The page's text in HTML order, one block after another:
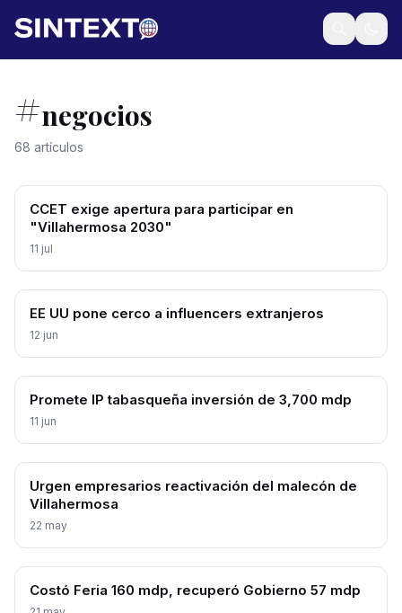
#negocios
68 artículos
CCET exige apertura para participar en
"Villahermosa 2030"
11 jul
EE UU pone cerco a influencers extranjeros
12 jun
Promete IP tabasqueña inversión de 3,700 mdp
11 jun
Urgen empresarios reactivación del malecón de
Villahermosa
22 may
Costó Feria 160 mdp, recuperó Gobierno 57 mdp